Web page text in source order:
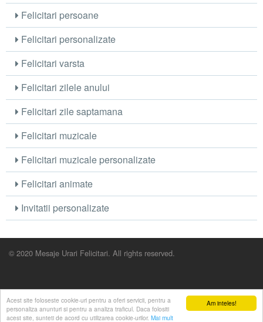
Am inteles!
Acest site foloseste cookie-uri pentru a oferi servicii, pentru a
personaliza anunturi si pentru a analiza traficul. Daca folositi
acest site, sunteti de acord cu utilizarea cookie-urilor. Mai mult
Felicitari persoane
Felicitari personalizate
Felicitari varsta
Felicitari zilele anului
Felicitari zile saptamana
Felicitari muzicale
Felicitari muzicale personalizate
Felicitari animate
Invitatii personalizate
© 2020 Mesaje Urari Felicitari. All rights reserved.